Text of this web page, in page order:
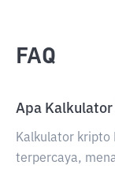
FAQ
Apa
Kalkulator kripto
terpercaya,